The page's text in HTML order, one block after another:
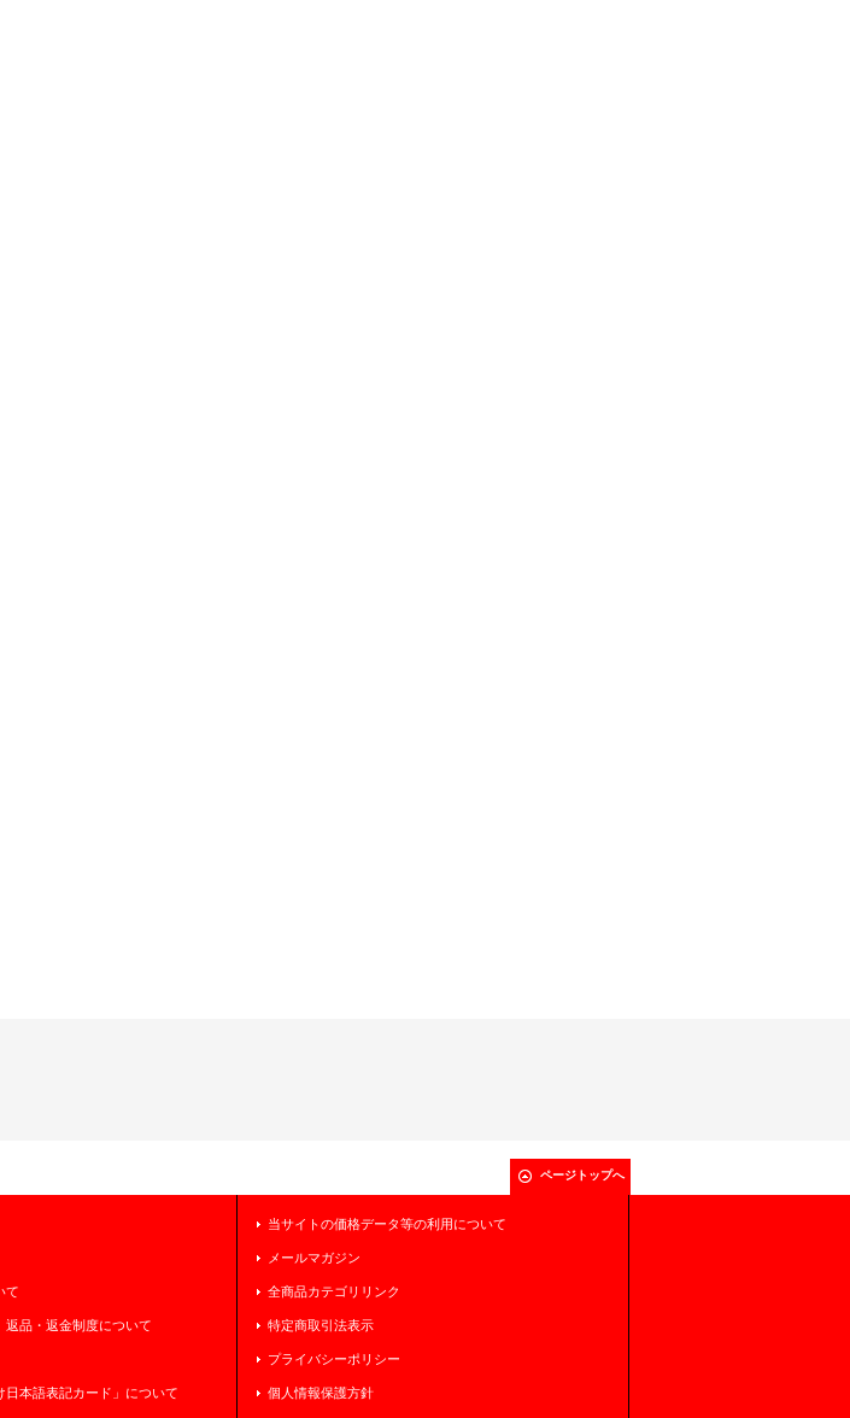
ページトップへ
て
返品・返金制度について
日本語表記カード」について
当サイトの価格データ等の利用について
メールマガジン
全商品カテゴリリンク
特定商取引法表示
プライバシーポリシー
個人情報保護方針